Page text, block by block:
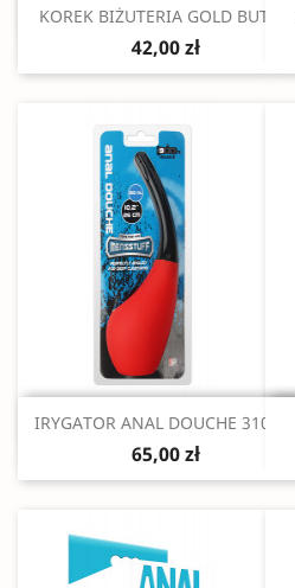
Szybki podgląd
KOREK BIŻUTERIA GOLD BUTT...
42,00 zł
Szybki podgląd
IRYGATOR ANAL DOUCHE 310 ML
65,00 zł